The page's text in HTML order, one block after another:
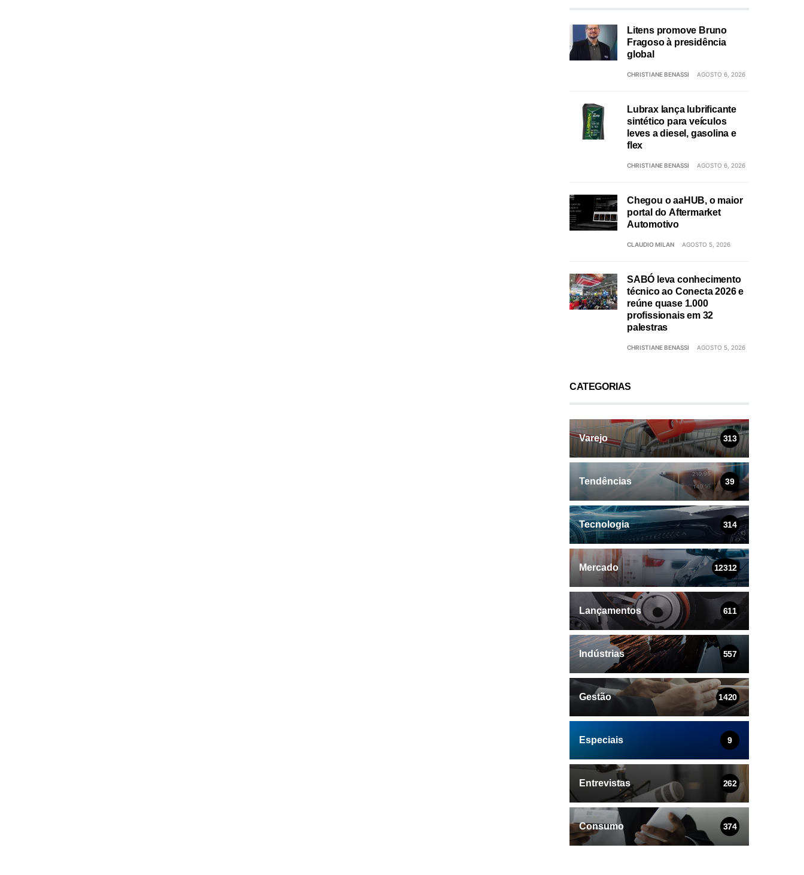
Litens promove Bruno
Fragoso à presidência
global
CHRISTIANE BENASSI AGOSTO 6, 2026
Lubrax lança lubrificante
sintético para veículos
leves a diesel, gasolina e
flex
CHRISTIANE BENASSI AGOSTO 6, 2026
Chegou o aaHUB, o maior
portal do Aftermarket
Automotivo
CLAUDIO MILAN AGOSTO 5, 2026
SABÓ leva conhecimento
técnico ao Conecta 2026 e
reúne quase 1.000
profissionais em 32
palestras
CHRISTIANE BENASSI AGOSTO 5, 2026
CATEGORIAS
Varejo 313
Tendências 39
Tecnologia 314
Mercado 12312
Lançamentos 611
Indústrias 557
Gestão 1420
Especiais 9
Entrevistas 262
Consumo 374